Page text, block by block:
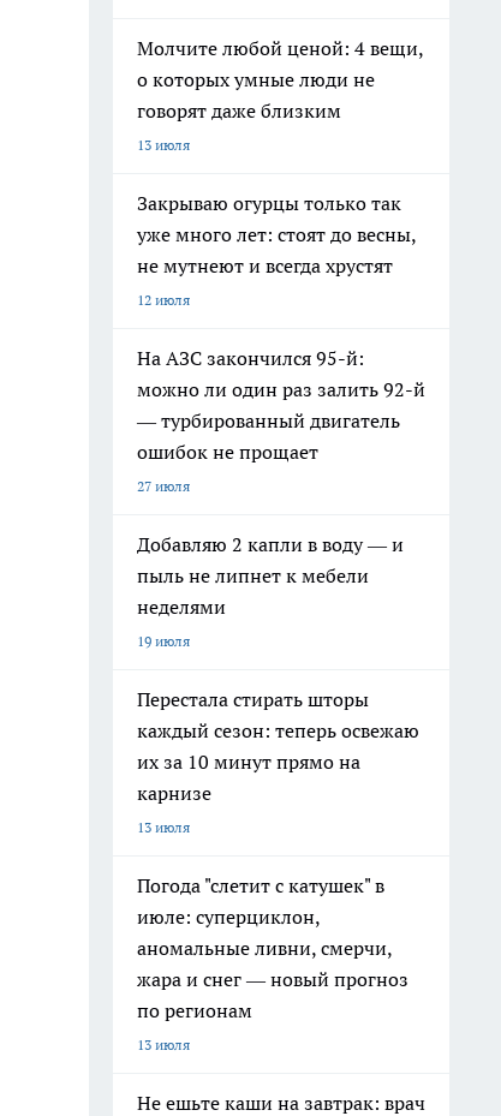
Молчите любой ценой: 4 вещи,
о которых умные люди не
говорят даже близким
13 июля
Закрываю огурцы только так
уже много лет: стоят до весны,
не мутнеют и всегда хрустят
12 июля
На АЗС закончился 95-й:
можно ли один раз залить 92-й
— турбированный двигатель
ошибок не прощает
27 июля
Добавляю 2 капли в воду — и
пыль не липнет к мебели
неделями
19 июля
Перестала стирать шторы
каждый сезон: теперь освежаю
их за 10 минут прямо на
карнизе
13 июля
Погода "слетит с катушек" в
июле: суперциклон,
аномальные ливни, смерчи,
жара и снег — новый прогноз
по регионам
13 июля
Не ешьте каши на завтрак: врач